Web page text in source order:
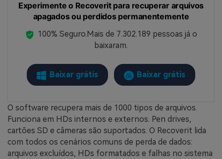
Experimente o Recoverit para recuperar arquivos
apagados ou perdidos permanentemente
100% Seguro.Mais de 7.302.189 pessoas já o
baixaram.
Baixar grátis Baixar grátis
O software recupera mais de 1000 tipos de arquivos.
Funciona em HDs internos e externos. Pen drives,
cartões SD e câmeras são suportados. O Recoverit lida
com todos os cenários comuns de perda de dados:
arquivos excluídos, HDs formatados e falhas no sistema